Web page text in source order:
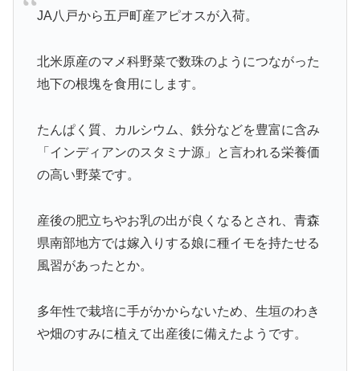
JA八戸から五戸町産アピオスが入荷。
北米原産のマメ科野菜で数珠のようにつながった
地下の根塊を食用にします。
たんぱく質、カルシウム、鉄分などを豊富に含み
「インディアンのスタミナ源」と言われる栄養価
の高い野菜です。
産後の肥立ちやお乳の出が良くなるとされ、青森
県南部地方では嫁入りする娘に種イモを持たせる
風習があったとか。
多年性で栽培に手がかからないため、生垣のわき
や畑のすみに植えて出産後に備えたようです。